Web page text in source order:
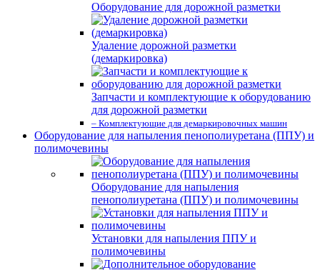
Оборудование для дорожной разметки
Удаление дорожной разметки
(демаркировка)
Запчасти и комплектующие к оборудованию
для дорожной разметки
– Комплектующие для демаркировочных машин
Оборудование для напыления пенополиуретана (ППУ) и
полимочевины
Оборудование для напыления
пенополиуретана (ППУ) и полимочевины
Установки для напыления ППУ и
полимочевины